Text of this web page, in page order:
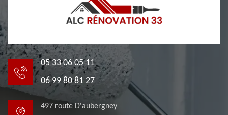
05 33 06 05 11
06 99 80 81 27
497 route D'aubergney